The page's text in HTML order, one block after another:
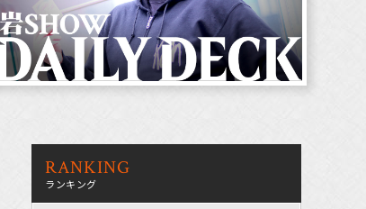
RANKING
ランキング